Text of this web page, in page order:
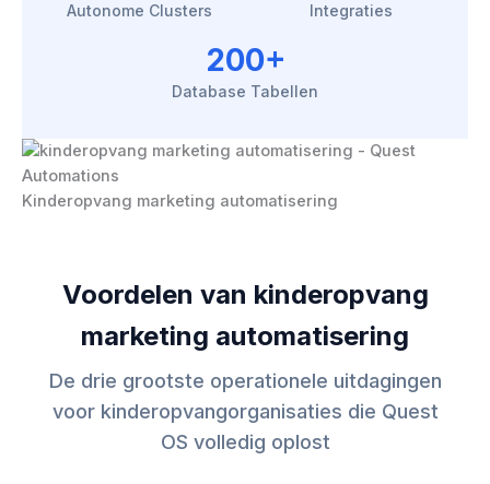
Autonome Clusters Integraties
200+
Database Tabellen
Kinderopvang marketing automatisering
Voordelen van kinderopvang
marketing automatisering
De drie grootste operationele uitdagingen
voor kinderopvangorganisaties die Quest
OS volledig oplost